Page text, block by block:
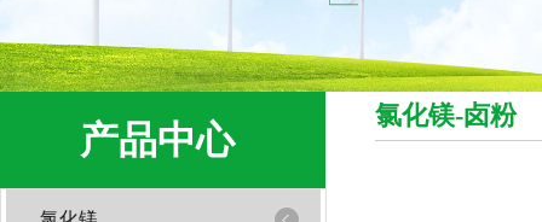
产品中心
氯化镁-卤粉